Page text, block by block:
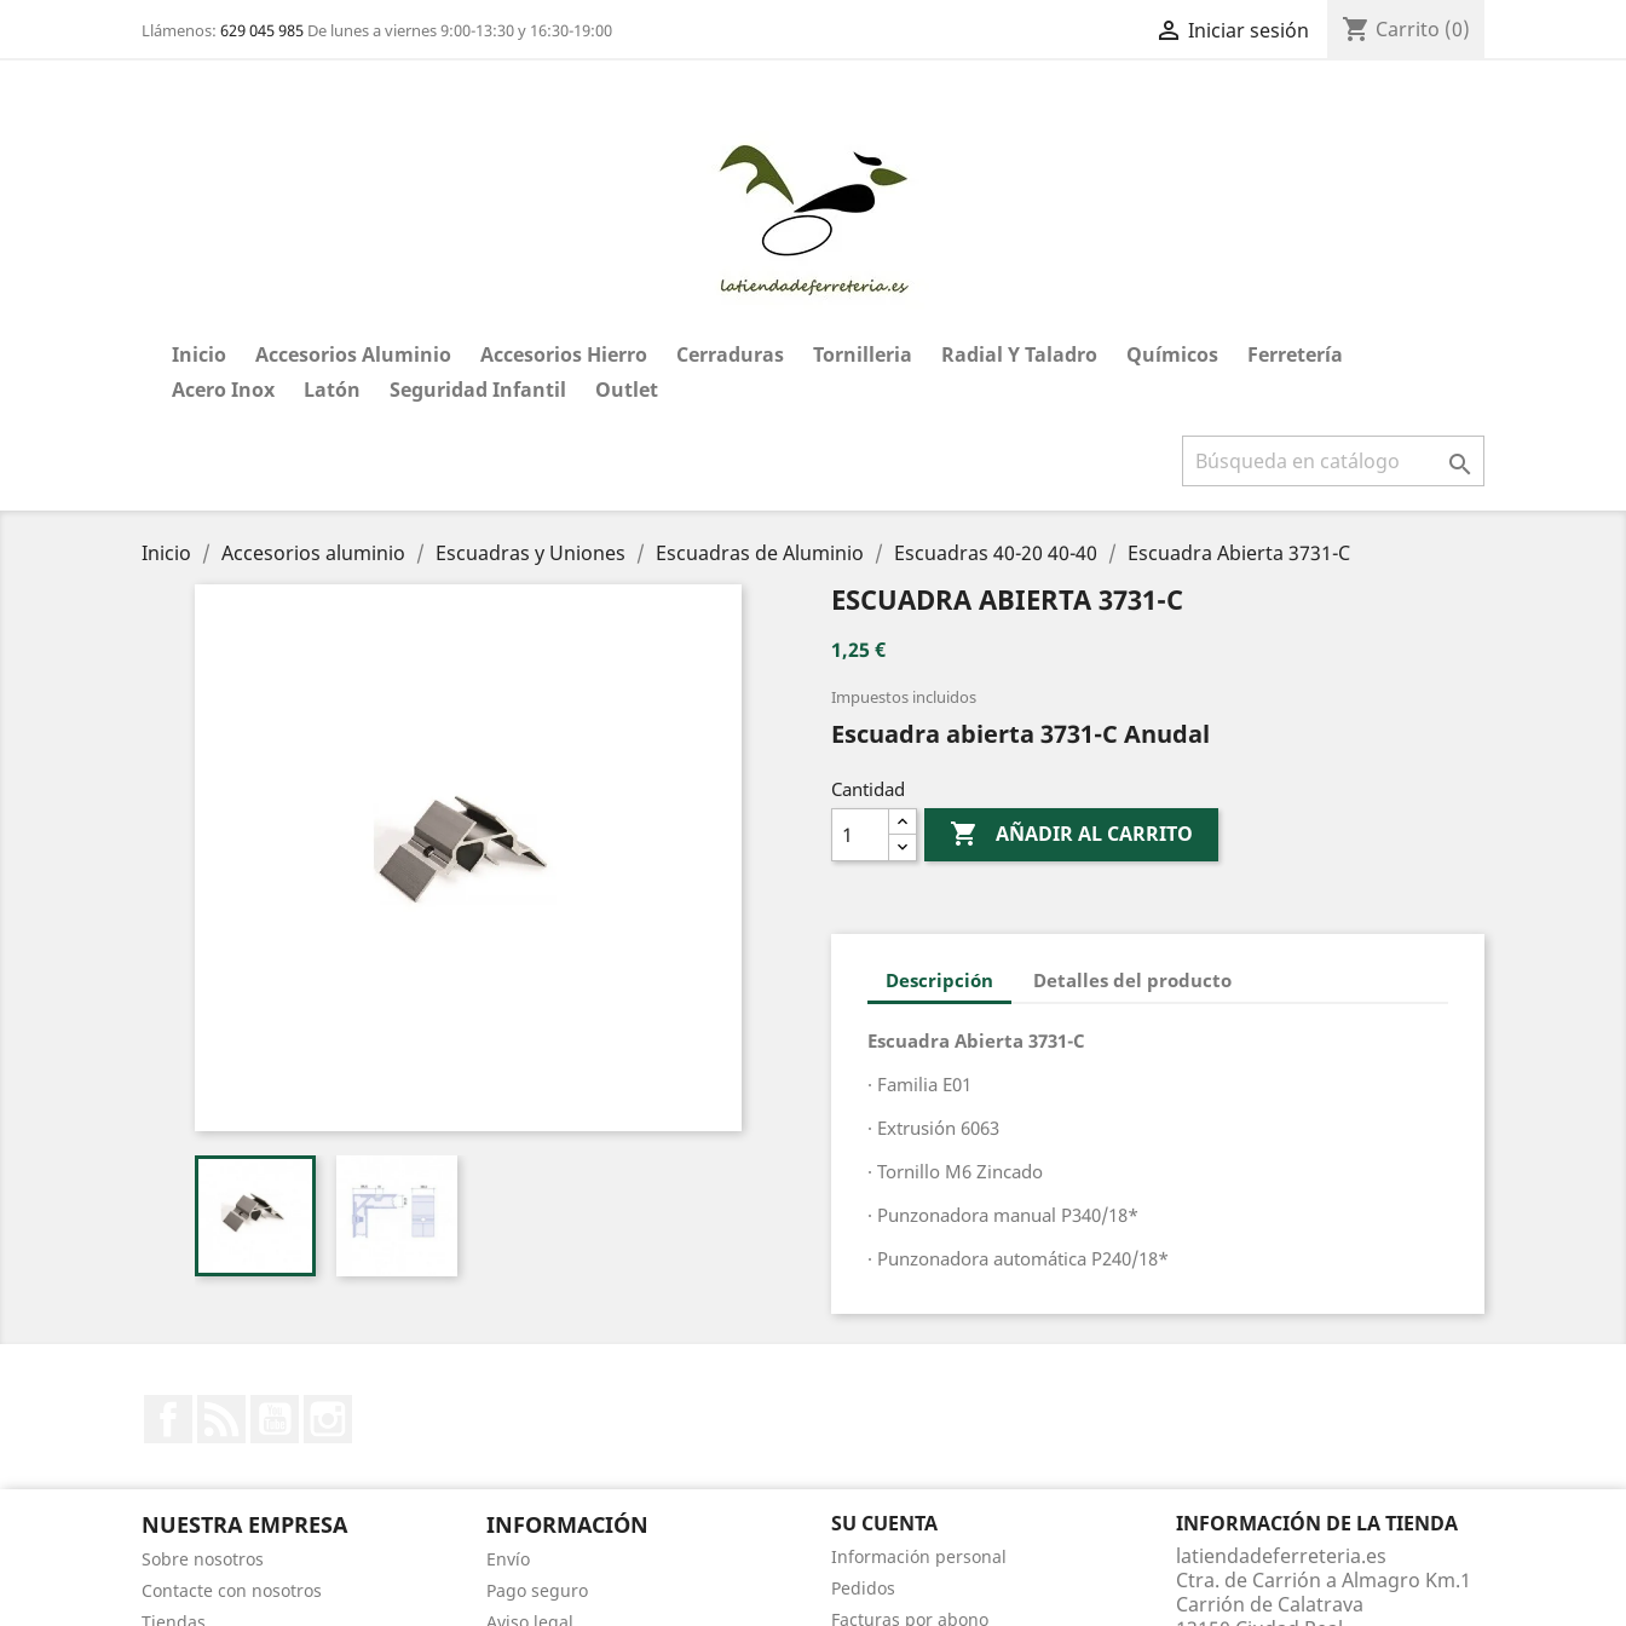
Llámenos: 629 045 985 De lunes a viernes 9:00-13:30 y 16:30-19:00  Iniciar sesión shopping_cart Carrito (0)
Inicio Accesorios Aluminio Accesorios Hierro Cerraduras Tornilleria Radial Y Taladro Químicos
Ferretería
Acero Inox
Latón Seguridad Infantil Outlet

Inicio Accesorios aluminio Escuadras y Uniones Escuadras de Aluminio Escuadras 40-20 40-40 Escuadra Abierta 3731-C
ESCUADRA ABIERTA 3731-C
1,25 €
Impuestos incluidos
Escuadra abierta 3731-C Anudal
Cantidad
 AÑADIR AL CARRITO
Descripción Detalles del producto
Escuadra Abierta 3731-C
· Familia E01
· Extrusión 6063
· Tornillo M6 Zincado
· Punzonadora manual P340/18*
· Punzonadora automática P240/18*
NUESTRA EMPRESA
Sobre nosotros
Contacte con nosotros
INFORMACIÓN
Envío
Pago seguro
SU CUENTA
Información personal
Pedidos
Facturas por abono
INFORMACIÓN DE LA TIENDA
latiendadeferreteria.es
Ctra. de Carrión a Almagro Km.1
Carrión de Calatrava